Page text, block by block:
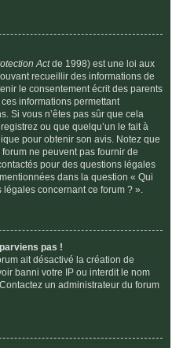
Actde 1998) est une loi aux
recueillir des informations de
le consentement écrit des parents
informations permettant
Si vous n’êtes pas sûr que cela
ou que quelqu’un le fait à
pour obtenir son avis. Notez que
ne peuvent pas fournir de
pour des questions légales
dans la question « Qui
concernant ce forum ? ».
pas !
ait désactivé la création de
banni votre IP ou interdit le nom
un administrateur du forum